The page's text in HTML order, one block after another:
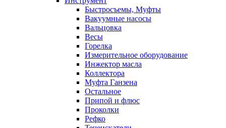
Быстросъемы, Муфты
Вакуумные насосы
Вальцовка
Весы
Горелка
Измерительное оборудование
Инжектор масла
Коллектора
Муфта Ганзена
Остальное
Припой и флюс
Проколки
Рефко